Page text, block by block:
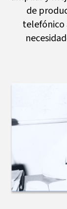
de
telefónico